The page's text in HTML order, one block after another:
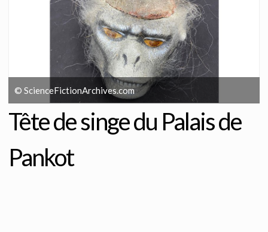
© ScienceFictionArchives.com
Tête de singe du Palais de
Pankot